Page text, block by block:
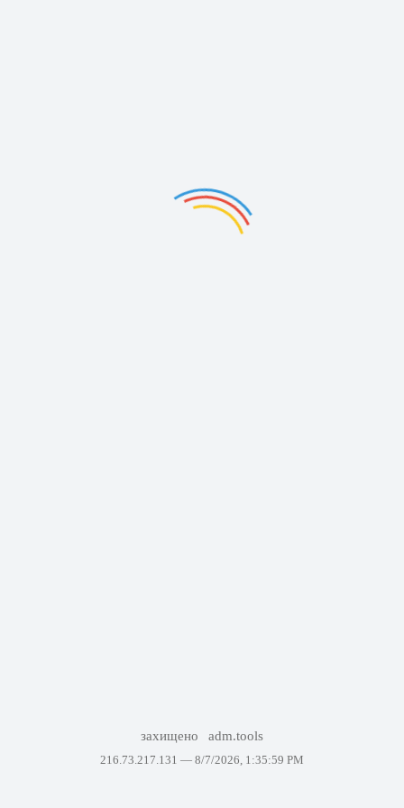
захищено adm.tools
216.73.217.131 — 8/7/2026, 1:35:59 PM